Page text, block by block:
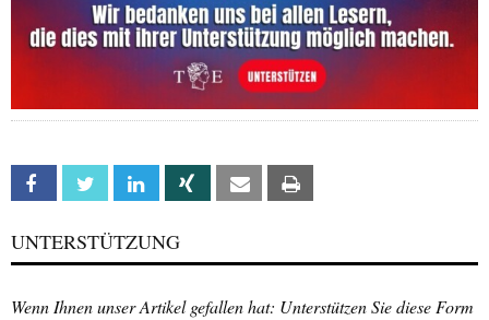
Facebook Twitter Linkedin Xing Email
UNTERSTÜTZUNG
Wenn Ihnen unser Artikel gefallen hat: Unterstützen Sie diese Form